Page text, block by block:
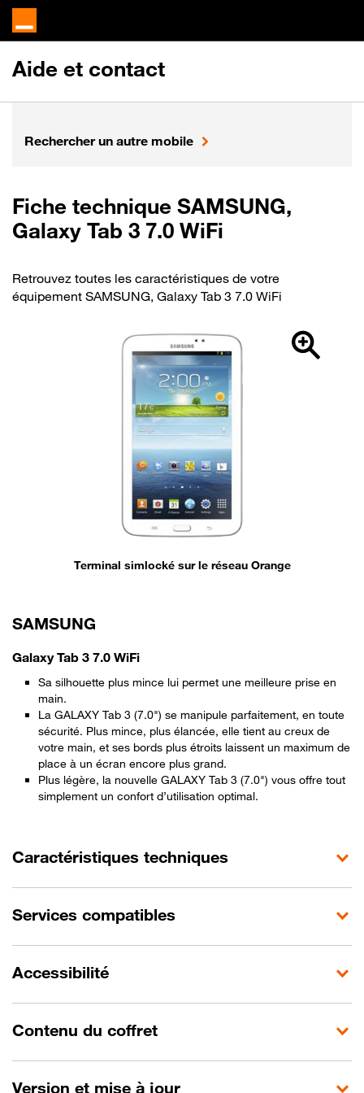
Aide et contact
Rechercher un autre mobile
Fiche technique SAMSUNG,
Galaxy Tab 3 7.0 WiFi
Retrouvez toutes les caractéristiques de votre
équipement SAMSUNG, Galaxy Tab 3 7.0 WiFi
Terminal simlocké sur le réseau Orange
SAMSUNG
Galaxy Tab 3 7.0 WiFi
Sa silhouette plus mince lui permet une meilleure prise en
main.
La GALAXY Tab 3 (7.0") se manipule parfaitement, en toute
sécurité. Plus mince, plus élancée, elle tient au creux de
votre main, et ses bords plus étroits laissent un maximum de
place à un écran encore plus grand.
Plus légère, la nouvelle GALAXY Tab 3 (7.0") vous offre tout
simplement un confort d’utilisation optimal.
Caractéristiques techniques
Services compatibles
Accessibilité
Contenu du coffret
Version et mise à jour